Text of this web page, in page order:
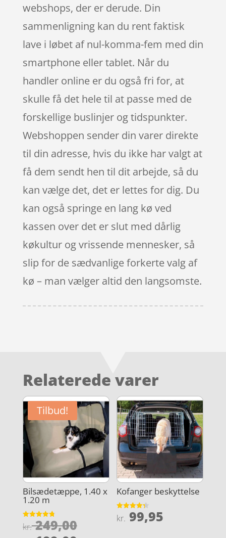
webshops, der er derude. Din
sammenligning kan du rent faktisk
lave i løbet af nul-komma-fem med din
smartphone eller tablet. Når du
handler online er du også fri for, at
skulle få det hele til at passe med de
forskellige buslinjer og tidspunkter.
Webshoppen sender din varer direkte
til din adresse, hvis du ikke har valgt at
få dem sendt hen til dit arbejde, så du
kan vælge det, det er lettes for dig. Du
kan også springe en lang kø ved
kassen over det er slut med dårlig
køkultur og vrissende mennesker, så
slip for de sædvanlige forkerte valg af
kø – man vælger altid den langsomste.
Relaterede varer
Tilbud!
Bilsædetæppe, 1.40 x
1.20 m
Vurderet
4.8
kr.249,00Den
Kofanger beskyttelse
Vurderet
4.3
kr. 99,95